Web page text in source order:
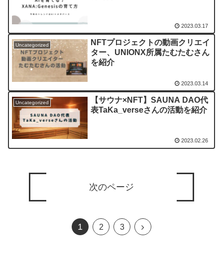
2023.03.17
Uncategorized
NFTプロジェクトの動画クリエイ
ター、UNIONX所属たむたむさん
を紹介
2023.03.14
Uncategorized
【サウナ×NFT】SAUNA DAO代
表TaKa_verseさんの活動を紹介
2023.02.26
次のページ
1 2 3
次